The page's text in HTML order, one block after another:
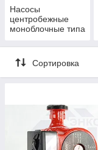
Насосы
центробежные
моноблочные типа
Сортировка